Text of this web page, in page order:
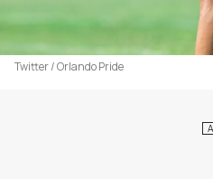
Twitter / Orlando Pride